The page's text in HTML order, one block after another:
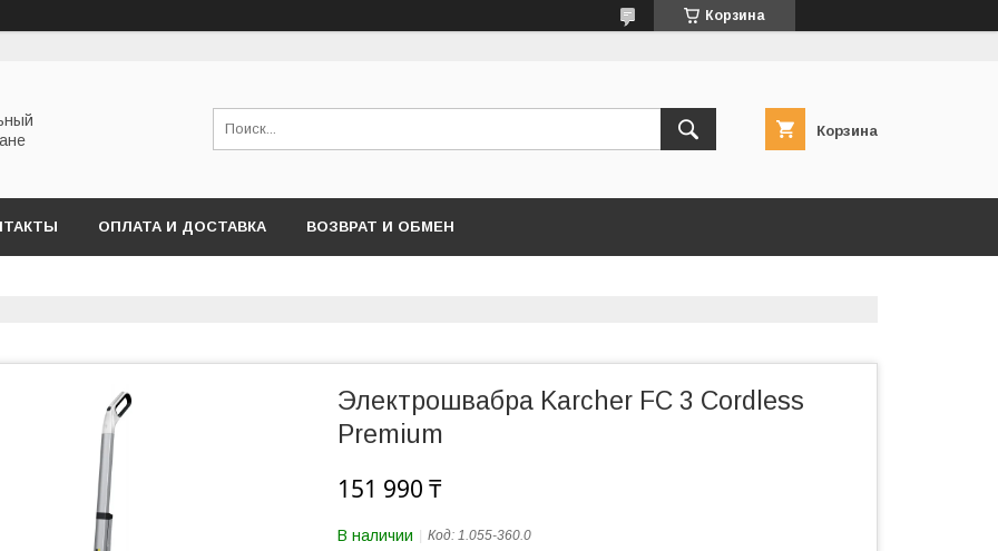
Корзина
Корзина
ОПЛАТА И ДОСТАВКА ВОЗВРАТ И ОБМЕН
Электрошвабра Karcher FC 3 Cordless
Premium
151 990 ₸
В наличии Код: 1.055-360.0